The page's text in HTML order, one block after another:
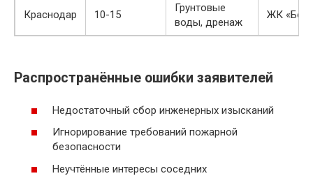
Краснодар 10-15
Грунтовые
воды, дренаж
ЖК
Распространённые ошибки заявителей
Недостаточный сбор инженерных изысканий
Игнорирование требований пожарной
безопасности
Неучтённые интересы соседних